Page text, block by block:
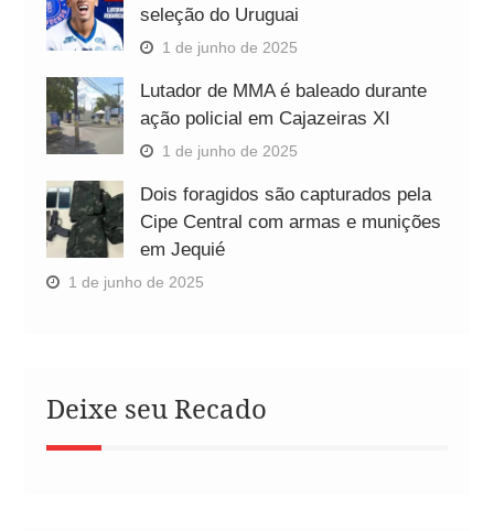
seleção do Uruguai
1 de junho de 2025
Lutador de MMA é baleado durante
ação policial em Cajazeiras XI
1 de junho de 2025
Dois foragidos são capturados pela
Cipe Central com armas e munições
em Jequié
1 de junho de 2025
Deixe seu Recado